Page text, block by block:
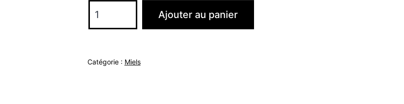
de
montagne
Ajouter au panier
Catégorie : Miels